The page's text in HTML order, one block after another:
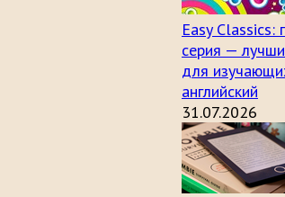
Easy Classics:
серия —
для
английский
31.07.2026